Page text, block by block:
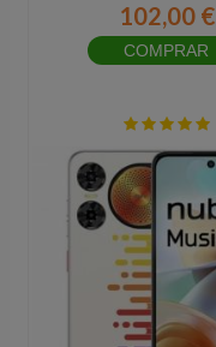
102,00 €
COMPRAR